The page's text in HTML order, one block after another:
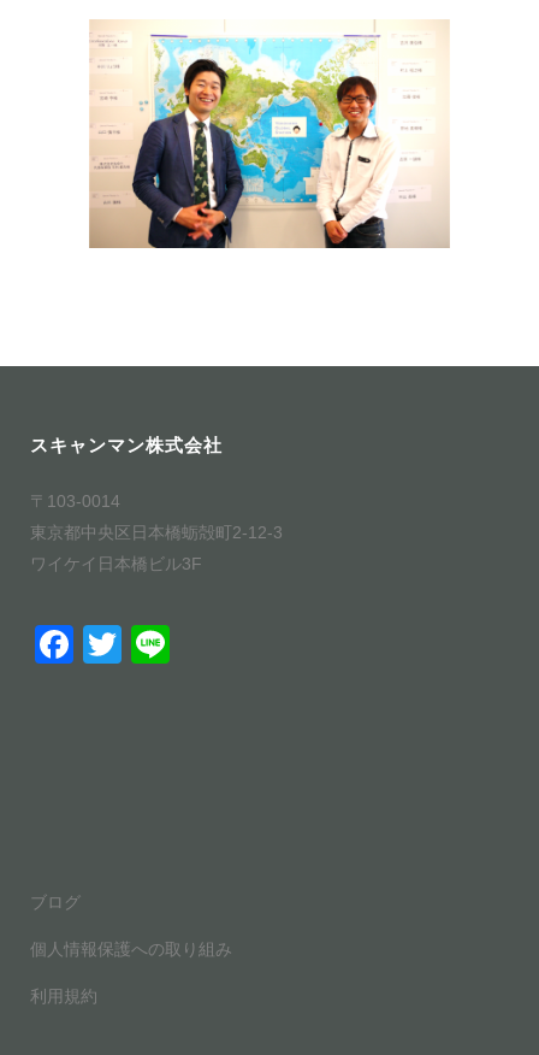
スキャンマン株式会社
〒103-0014
東京都中央区日本橋蛎殻町2-12-3
ワイケイ日本橋ビル3F
F
k
T
ブログ
個人情報保護への取り組み
利用規約